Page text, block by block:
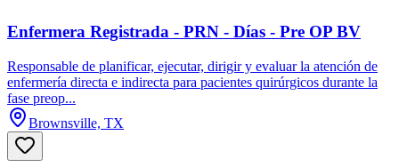
Enfermera Registrada - PRN - Días - Pre OP BV
Responsable de planificar, ejecutar, dirigir y evaluar la atención de
enfermería directa e indirecta para pacientes quirúrgicos durante la
fase preop...
Brownsville, TX